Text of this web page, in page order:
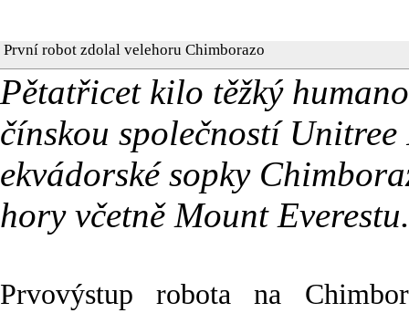
První robot zdolal velehoru Chimborazo
Pětatřicet kilo těžký
čínskou společností
ekvádorské sopky
hory včetně Mount
Prvovýstup robota na